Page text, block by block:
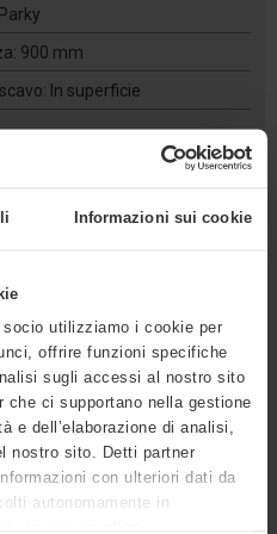
Informazioni sui cookie
utilizziamo i cookie per
offrire funzioni specifiche
sugli accessi al nostro sito
che ci supportano nella gestione
e dell’elaborazione di analisi,
nostro sito. Detti partner
con ulteriori dati da
autonomamente in
Parky
900 mm
In superficie
manuali